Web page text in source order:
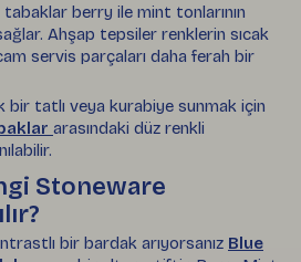
berry ile mint tonlarının
Ahşap tepsiler renklerin sıcak
servis parçaları daha ferah bir
bir tatlı veya kurabiye sunmak için
arasındaki düz renkli
Stoneware
bir bardak arıyorsanız Blue